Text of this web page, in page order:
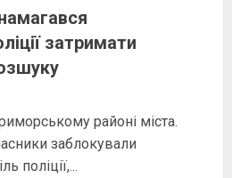
затримати
районі міста.
заблокували
поліції,...